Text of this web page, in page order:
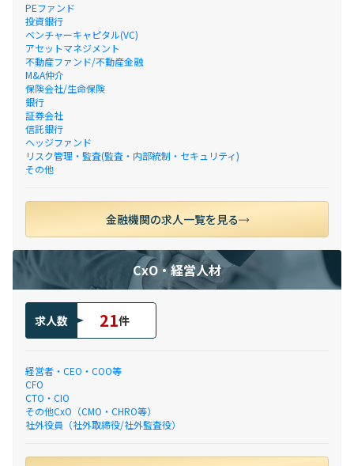
PEファンド
投資銀行
ベンチャーキャピタル(VC)
アセットマネジメント
不動産ファンド/不動産金融
M&A仲介
保険会社/生命保険
銀行
証券会社
信託銀行
ヘッジファンド
リスク管理・監査(監査・内部統制・セキュリティ)
その他
金融機関の求人一覧を見る
CxO・経営人材
求人数 21件
経営者・CEO・COO等
CFO
CTO・CIO
その他CxO（CMO・CHRO等）
社外役員（社外取締役/社外監査役）